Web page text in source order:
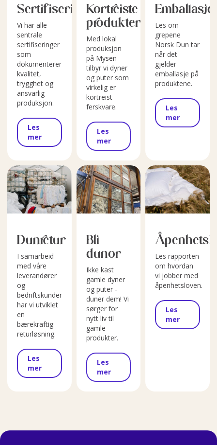
Sertifiseringer
Vi har alle
sentrale
sertifiseringer
som
dokumenterer
kvalitet,
trygghet og
ansvarlig
produksjon.
Les
mer
Kortreiste
produkter
Med lokal
produksjon
på Mysen
tilbyr vi dyner
og puter som
virkelig er
kortreist
ferskvare.
Les
mer
Emballasje
Les om
grepene
Norsk Dun tar
når det
gjelder
emballasje på
produktene.
Les
mer
Dunretur
I samarbeid
med våre
leverandører
og
bedriftskunder
har vi utviklet
en
bærekraftig
returløsning.
Les
mer
Bli
dunor
Ikke kast
gamle dyner
og puter -
duner dem! Vi
sørger for
nytt liv til
gamle
produkter.
Les
mer
Les rapporten
om hvordan
vi jobber med
åpenhetsloven.
Les
mer